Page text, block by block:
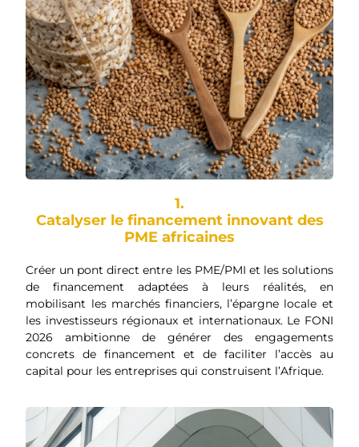
1.
Catalyser le financement innovant des
PME africaines
Créer un pont direct entre les PME/PMI et les solutions
de financement adaptées à leurs réalités, en
mobilisant les marchés financiers, l’épargne locale et
les investisseurs régionaux et internationaux. Le FONI
2026 ambitionne de générer des engagements
concrets de financement et de faciliter l’accès au
capital pour les entreprises qui construisent l’Afrique.